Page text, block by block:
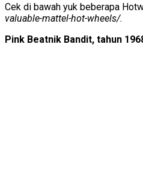
Cek di bawah yuk beberapa
valuable-mattel-hot-wheels/.
Pink Beatnik Bandit, tahun